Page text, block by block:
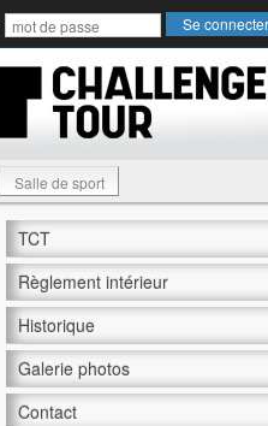
Salle de sport
TCT
Règlement intérieur
Historique
Galerie photos
Contact